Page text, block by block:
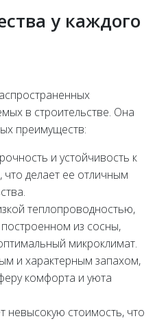
у каждого
в строительстве. Она
преимуществ:
и устойчивость к
делает ее отличным
теплопроводностью,
из сосны,
микроклимат.
и характерным запахом,
комфорта и уюта
невысокую стоимость, что